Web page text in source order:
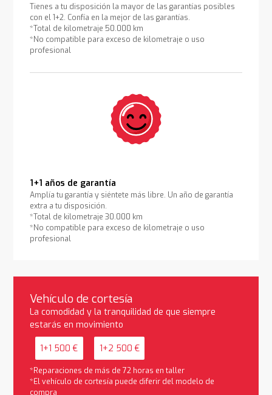
Tienes a tu disposición la mayor de las garantías posibles
con el 1+2. Confía en la mejor de las garantías.
*Total de kilometraje 50.000 km
*No compatible para exceso de kilometraje o uso
profesional
1+1 años de garantía
Amplía tu garantía y siéntete más libre. Un año de garantía
extra a tu disposición.
*Total de kilometraje 30.000 km
*No compatible para exceso de kilometraje o uso
profesional
Vehículo de cortesía
La comodidad y la tranquilidad de que siempre
estarás en movimiento
1+1 500 € 1+2 500 €
*Reparaciones de más de 72 horas en taller
*El vehículo de cortesía puede diferir del modelo de
compra